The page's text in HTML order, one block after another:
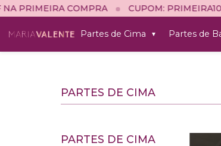
CUPOM: PRIMEIRA10 10% OFF NA
Partes de Cima ▼ Partes de
PARTES DE CIMA
PARTES DE CIMA